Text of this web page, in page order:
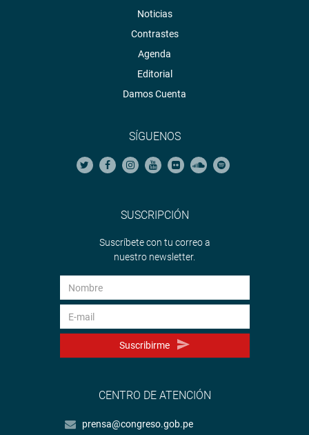
Noticias
Contrastes
Agenda
Editorial
Damos Cuenta
SÍGUENOS
SUSCRIPCIÓN
Suscríbete con tu correo a
nuestro newsletter.
Suscribirme
CENTRO DE ATENCIÓN
prensa@congreso.gob.pe